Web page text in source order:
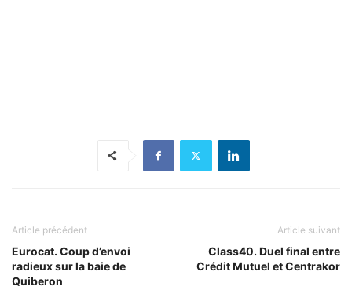
Article précédent
Eurocat. Coup d’envoi
radieux sur la baie de
Quiberon
Article suivant
Class40. Duel final entre
Crédit Mutuel et Centrakor